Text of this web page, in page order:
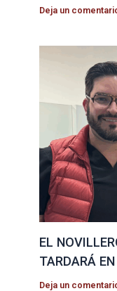
Deja un
EL
TARDARÁ
Deja un